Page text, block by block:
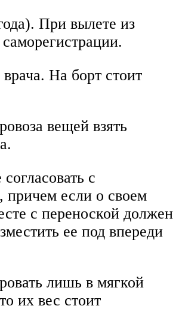
При вылете из
На борт стоит
вещей взять
с
причем если о своем
с переноской должен
ее под впереди
лишь в мягкой
их вес стоит